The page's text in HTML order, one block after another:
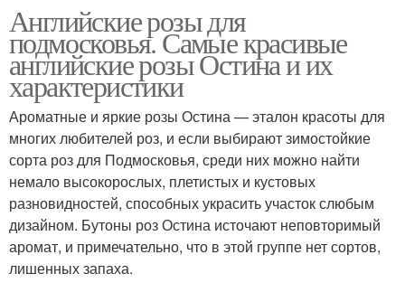
Английские розы для
подмосковья. Самые красивые
английские розы Остина и их
характеристики
Ароматные и яркие розы Остина — эталон красоты для
многих любителей роз, и если выбирают зимостойкие
сорта роз для Подмосковья, среди них можно найти
немало высокорослых, плетистых и кустовых
разновидностей, способных украсить участок слюбым
дизайном. Бутоны роз Остина источают неповторимый
аромат, и примечательно, что в этой группе нет сортов,
лишенных запаха.